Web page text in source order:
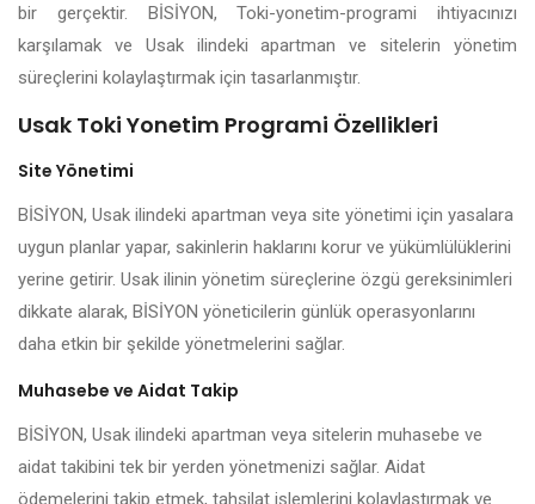
bir gerçektir. BİSİYON, Toki-yonetim-programi ihtiyacınızı
karşılamak ve Usak ilindeki apartman ve sitelerin yönetim
süreçlerini kolaylaştırmak için tasarlanmıştır.
Usak Toki Yonetim Programi Özellikleri
Site Yönetimi
BİSİYON, Usak ilindeki apartman veya site yönetimi için yasalara
uygun planlar yapar, sakinlerin haklarını korur ve yükümlülüklerini
yerine getirir. Usak ilinin yönetim süreçlerine özgü gereksinimleri
dikkate alarak, BİSİYON yöneticilerin günlük operasyonlarını
daha etkin bir şekilde yönetmelerini sağlar.
Muhasebe ve Aidat Takip
BİSİYON, Usak ilindeki apartman veya sitelerin muhasebe ve
aidat takibini tek bir yerden yönetmenizi sağlar. Aidat
ödemelerini takip etmek, tahsilat işlemlerini kolaylaştırmak ve